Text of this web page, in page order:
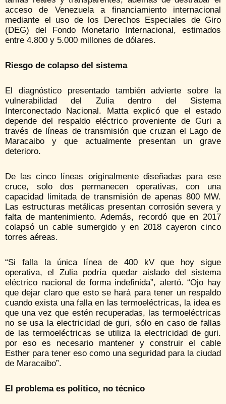
acceso de Venezuela a financiamiento internacional
mediante el uso de los Derechos Especiales de Giro
(DEG) del Fondo Monetario Internacional, estimados
entre 4.800 y 5.000 millones de dólares.
Riesgo de colapso del sistema
El diagnóstico presentado también advierte sobre la
vulnerabilidad del Zulia dentro del Sistema
Interconectado Nacional. Matta explicó que el estado
depende del respaldo eléctrico proveniente de Guri a
través de líneas de transmisión que cruzan el Lago de
Maracaibo y que actualmente presentan un grave
deterioro.
De las cinco líneas originalmente diseñadas para ese
cruce, solo dos permanecen operativas, con una
capacidad limitada de transmisión de apenas 800 MW.
Las estructuras metálicas presentan corrosión severa y
falta de mantenimiento. Además, recordó que en 2017
colapsó un cable sumergido y en 2018 cayeron cinco
torres aéreas.
“Si falla la única línea de 400 kV que hoy sigue
operativa, el Zulia podría quedar aislado del sistema
eléctrico nacional de forma indefinida”, alertó. “Ojo hay
que dejar claro que esto se hará para tener un respaldo
cuando exista una falla en las termoeléctricas, la idea es
que una vez que estén recuperadas, las termoeléctricas
no se usa la electricidad de guri, sólo en caso de fallas
de las termoeléctricas se utiliza la electricidad de guri.
por eso es necesario mantener y construir el cable
Esther para tener eso como una seguridad para la ciudad
de Maracaibo”.
El problema es político, no técnico